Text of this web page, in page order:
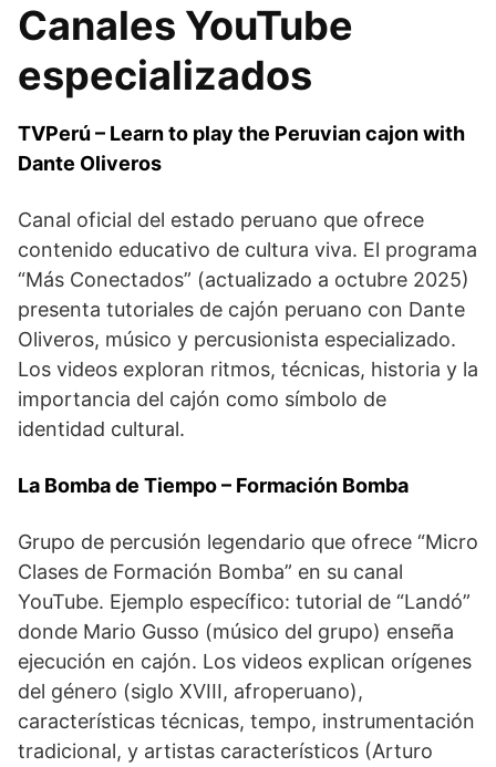
Canales YouTube
especializados
TVPerú – Learn to play the Peruvian cajon with
Dante Oliveros
Canal oficial del estado peruano que ofrece
contenido educativo de cultura viva. El programa
“Más Conectados” (actualizado a octubre 2025)
presenta tutoriales de cajón peruano con Dante
Oliveros, músico y percusionista especializado.
Los videos exploran ritmos, técnicas, historia y la
importancia del cajón como símbolo de
identidad cultural.
La Bomba de Tiempo – Formación Bomba
Grupo de percusión legendario que ofrece “Micro
Clases de Formación Bomba” en su canal
YouTube. Ejemplo específico: tutorial de “Landó”
donde Mario Gusso (músico del grupo) enseña
ejecución en cajón. Los videos explican orígenes
del género (siglo XVIII, afroperuano),
características técnicas, tempo, instrumentación
tradicional, y artistas característicos (Arturo